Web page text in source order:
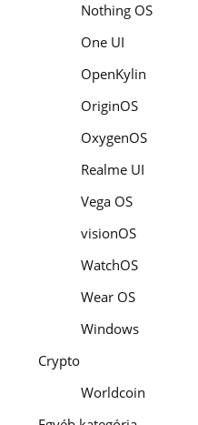
Nothing OS
One UI
OpenKylin
OriginOS
OxygenOS
Realme UI
Vega OS
visionOS
WatchOS
Wear OS
Windows
Crypto
Worldcoin